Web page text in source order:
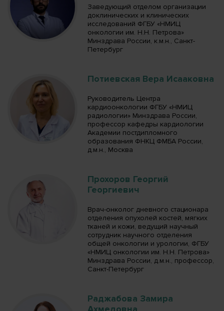
Заведующий отделом организации
доклинических и клинических
исследований ФГБУ «НМИЦ
онкологии им. Н.Н. Петрова»
Минздрава России, к.м.н., Санкт-
Петербург
Потиевская Вера Исааковна
Руководитель Центра
кардиоонкологии ФГБУ «НМИЦ
радиологии» Минздрава России,
профессор кафедры кардиологии
Академии постдипломного
образования ФНКЦ ФМБА России,
д.м.н., Москва
Прохоров Георгий
Георгиевич
Врач-онколог дневного стационара
отделения опухолей костей, мягких
тканей и кожи, ведущий научный
сотрудник научного отделения
общей онкологии и урологии, ФГБУ
«НМИЦ онкологии им. Н.Н. Петрова»
Минздрава России, д.м.н., профессор,
Санкт-Петербург
Раджабова Замира